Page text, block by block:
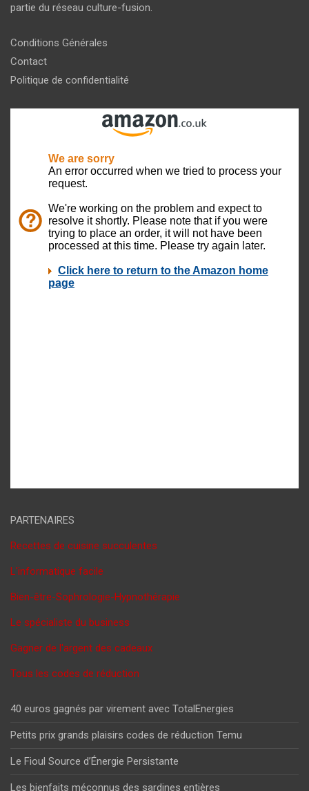
partie du réseau culture-fusion.
Conditions Générales
Contact
Politique de confidentialité
PARTENAIRES
Recettes de cuisine succulentes
L'informatique facile
Bien-être-Sophrologie-Hypnothérapie
Le spécialiste du business
Gagner de l'argent des cadeaux
Tous les codes de réduction
40 euros gagnés par virement avec TotalEnergies
Petits prix grands plaisirs codes de réduction Temu
Le Fioul Source d’Énergie Persistante
Les bienfaits méconnus des sardines entières